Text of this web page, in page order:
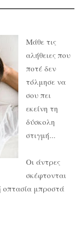
Μάθε τις
αλήθειες που
ποτέ δεν
τόλμησε να
σου πει
εκείνη τη
δύσκολη
στιγμή...
Οι άντρες
σκέφτονται
οπτασία μπροστά